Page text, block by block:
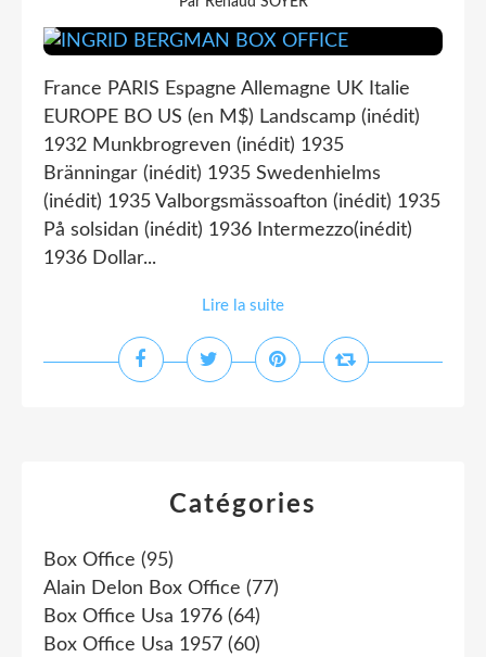
France PARIS Espagne Allemagne UK Italie
EUROPE BO US (en M$) Landscamp (inédit)
1932 Munkbrogreven (inédit) 1935
Bränningar (inédit) 1935 Swedenhielms
(inédit) 1935 Valborgsmässoafton (inédit) 1935
På solsidan (inédit) 1936 Intermezzo(inédit)
1936 Dollar...
Lire la suite
Catégories
Box Office (95)
Alain Delon Box Office (77)
Box Office Usa 1976 (64)
Box Office Usa 1957 (60)